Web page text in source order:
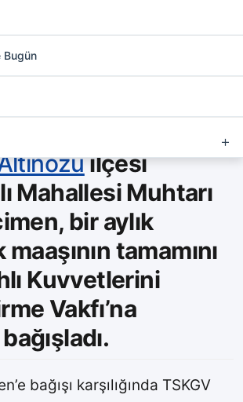
Bugün
muhtar, maaşını
ilçesi
Mahallesi Muhtarı
bir aylık
tamamını
Kuvvetlerini
Vakfı’na
bağışı karşılığında TSKGV